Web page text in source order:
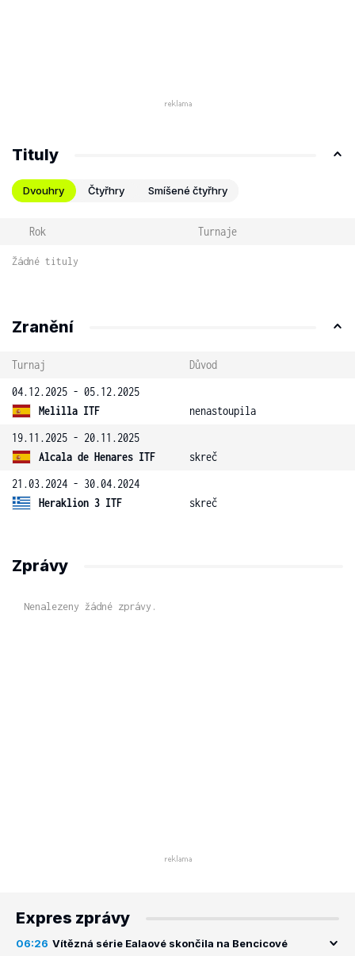
Tituly
Dvouhry Čtyřhry Smíšené čtyřhry
Rok Turnaje
Žádné tituly
Zranění
Turnaj
Důvod
04.12.2025 - 05.12.2025
Melilla ITF
nenastoupila
19.11.2025 - 20.11.2025
Alcala de Henares ITF
skreč
21.03.2024 - 30.04.2024
Heraklion 3 ITF
skreč
Zprávy
Nenalezeny žádné zprávy.
Expres zprávy
06:26 Vítězná série Ealaové skončila na Bencicové